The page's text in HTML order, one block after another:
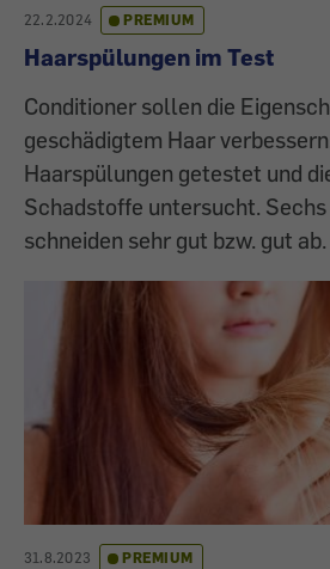
22.2.2024 PREMIUM
Haarspülungen im Test
Conditioner sollen die
geschädigtem Haar
Haarspülungen getestet und
Schadstoffe untersucht.
schneiden sehr gut bzw. gut ab.
31.8.2023 PREMIUM